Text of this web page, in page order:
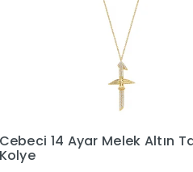
Cebeci 14 Ayar Taşlı Altın Ok
Kolye